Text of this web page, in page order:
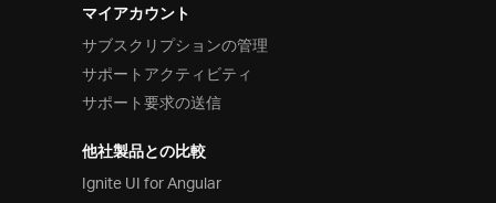
マイアカウント
サブスクリプションの管理
サポートアクティビティ
サポート要求の送信
他社製品との比較
Ignite UI for Angular